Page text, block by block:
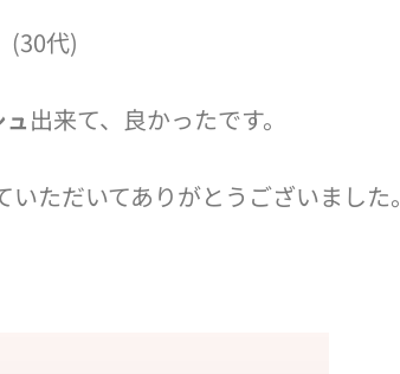
(30代)
出来て、良かったです。
いただいてありがとうございました。